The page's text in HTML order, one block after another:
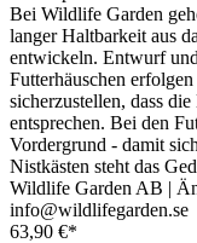
Bei Wildlife Garden
langer Haltbarkeit aus
entwickeln. Entwurf
Futterhäuschen
sicherzustellen, dass
entsprechen. Bei den
Vordergrund - damit
Nistkästen steht das
Wildlife Garden AB |
info@wildlifegarden.se
63,90 €*